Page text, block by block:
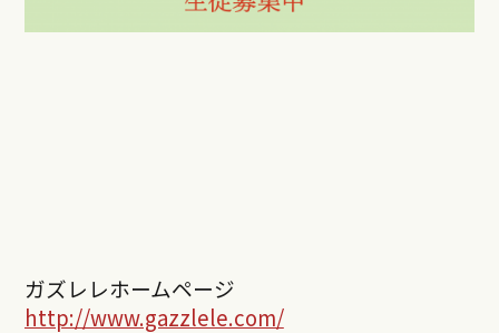
ガズレレホームページ
http://www.gazzlele.com/